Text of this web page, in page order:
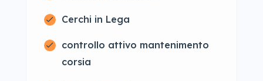
Cerchi in Lega
controllo attivo mantenimento
corsia